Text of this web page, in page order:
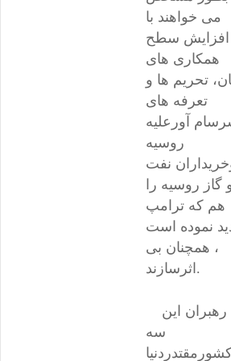
می خواهند با
افزایش سطح
همکاری های
تحریم ها و
تعرفه های
آورعلیه
روسیه
نفت
گاز روسیه را
هم که ترامپ
نموده است
، همچنان بی
اثرسازند.
سه